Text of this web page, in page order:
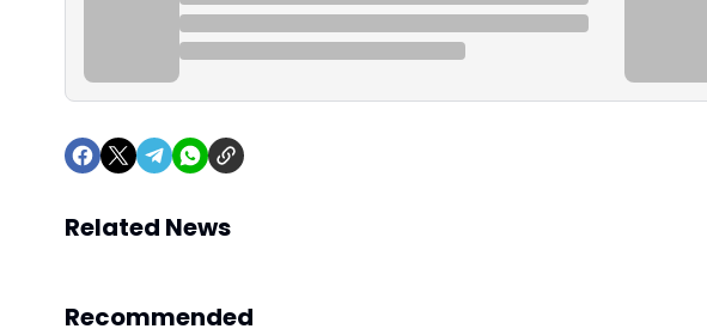
Related News
Recommended